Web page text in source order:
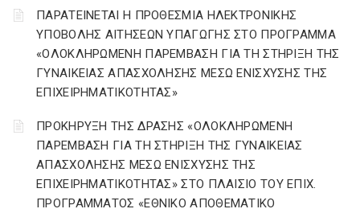
ΠΑΡΑΤΕΙΝΕΤΑΙ Η ΠΡΟΘΕΣΜΙΑ ΗΛΕΚΤΡΟΝΙΚΗΣ
ΥΠΟΒΟΛΗΣ ΑΙΤΗΣΕΩΝ ΥΠΑΓΩΓΗΣ ΣΤΟ ΠΡΟΓΡΑΜΜΑ
«ΟΛΟΚΛΗΡΩΜΕΝΗ ΠΑΡΕΜΒΑΣΗ ΓΙΑ ΤΗ ΣΤΗΡΙΞΗ ΤΗΣ
ΓΥΝΑΙΚΕΙΑΣ ΑΠΑΣΧΟΛΗΣΗΣ ΜΕΣΩ ΕΝΙΣΧΥΣΗΣ ΤΗΣ
ΕΠΙΧΕΙΡΗΜΑΤΙΚΟΤΗΤΑΣ»
ΠΡΟΚΗΡΥΞΗ ΤΗΣ ΔΡΑΣΗΣ «ΟΛΟΚΛΗΡΩΜΕΝΗ
ΠΑΡΕΜΒΑΣΗ ΓΙΑ ΤΗ ΣΤΗΡΙΞΗ ΤΗΣ ΓΥΝΑΙΚΕΙΑΣ
ΑΠΑΣΧΟΛΗΣΗΣ ΜΕΣΩ ΕΝΙΣΧΥΣΗΣ ΤΗΣ
ΕΠΙΧΕΙΡΗΜΑΤΙΚΟΤΗΤΑΣ» ΣΤΟ ΠΛΑΙΣΙΟ ΤΟΥ ΕΠΙΧ.
ΠΡΟΓΡΑΜΜΑΤΟΣ «ΕΘΝΙΚΟ ΑΠΟΘΕΜΑΤΙΚΟ